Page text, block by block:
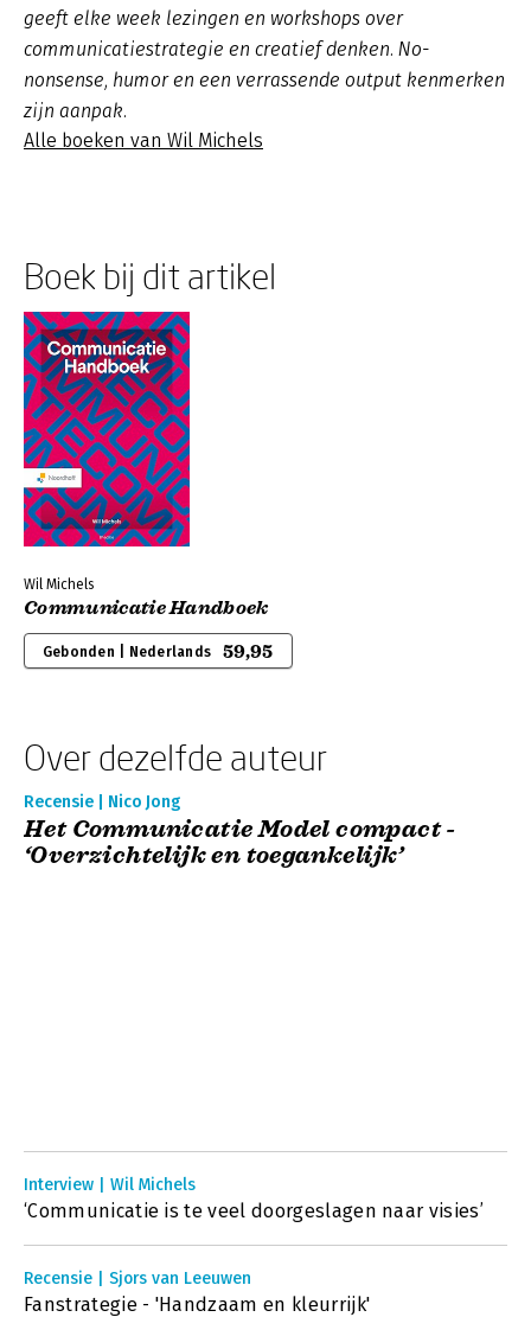
geeft elke week lezingen en workshops over
communicatiestrategie en creatief denken. No-
nonsense, humor en een verrassende output kenmerken
zijn aanpak.
Alle boeken van Wil Michels
Boek bij dit artikel
Wil Michels
Communicatie Handboek
Gebonden | Nederlands 59,95
Over dezelfde auteur
Recensie | Nico Jong
Het Communicatie Model compact -
‘Overzichtelijk en toegankelijk’
Interview | Wil Michels
‘Communicatie is te veel doorgeslagen naar visies’
Recensie | Sjors van Leeuwen
Fanstrategie - 'Handzaam en kleurrijk'